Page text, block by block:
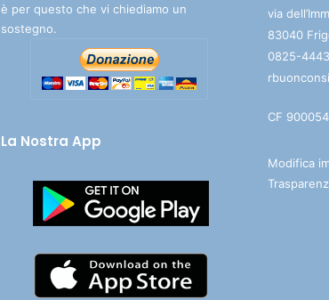
è per questo che vi chiediamo un
sostegno.
La Nostra App
via
83040
0825-
CF
Modifica